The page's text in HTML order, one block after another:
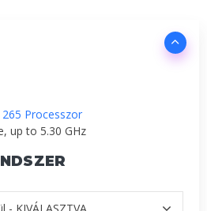
Processzor
up to 5.30 GHz